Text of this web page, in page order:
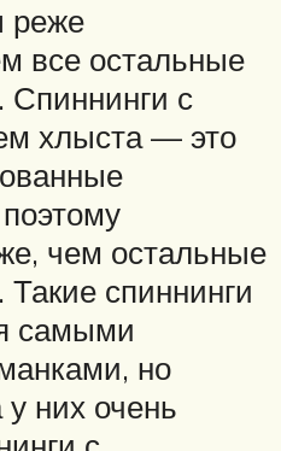
реже
все остальные
Спиннинги с
хлыста — это
чем остальные
спиннинги
самыми
но
у них очень